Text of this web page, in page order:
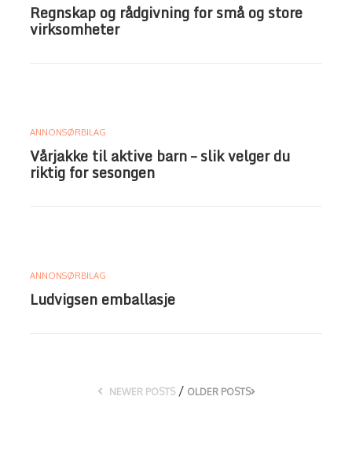
Regnskap og rådgivning for små og store
virksomheter
ANNONSØRBILAG
Vårjakke til aktive barn – slik velger du
riktig for sesongen
ANNONSØRBILAG
Ludvigsen emballasje
NEWER POSTS / OLDER POSTS